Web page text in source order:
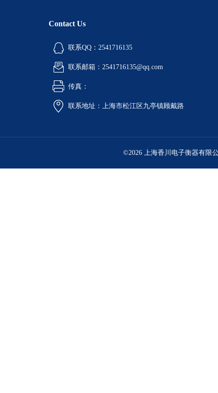
Contact Us
联系QQ：2541716135
联系邮箱：2541716135@qq.com
传真：
联系地址：上海市松江区九亭镇顾戴路
©2026 上海香川电子衡器有限